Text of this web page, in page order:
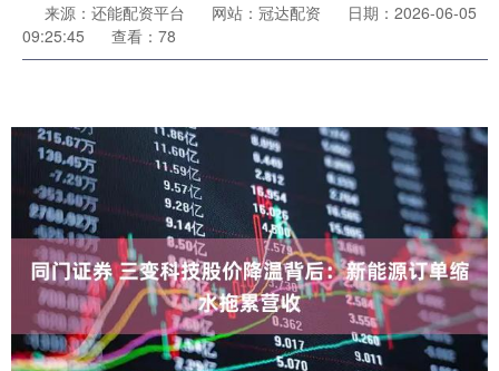
来源：还能配资平台 网站：冠达配资
日期：2026-06-05
09:25:45
查看：78